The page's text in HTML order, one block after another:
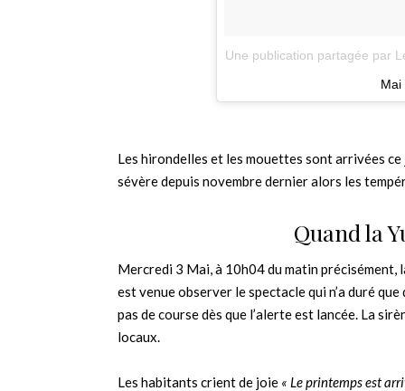
Une publication partagée par
Mai
Les hirondelles et les mouettes sont arrivées
sévère depuis novembre dernier alors les
Quand la
Mercredi 3 Mai, à 10h04 du matin précisément,
est venue observer le spectacle qui n’a duré
pas de course dès que l’alerte est lancée. La
locaux.
Les habitants crient de joie « Le printemps est